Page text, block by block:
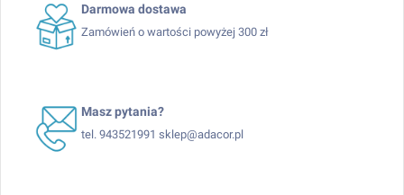
Darmowa dostawa
Zamówień o wartości powyżej 300 zł
Masz pytania?
tel. 943521991 sklep@adacor.pl